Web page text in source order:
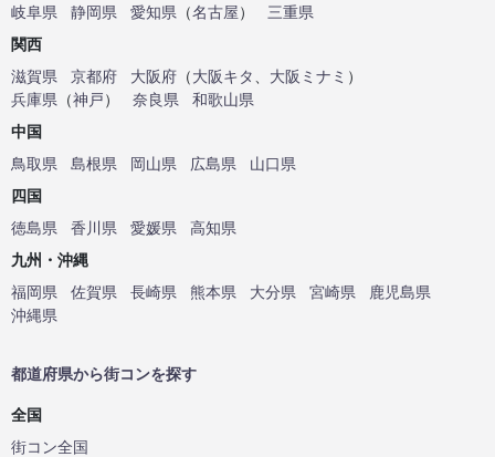
岐阜県
静岡県 愛知県 （名古屋）
三重県
関西
滋賀県
京都府 大阪府 （大阪キタ 大阪ミナミ ）
兵庫県 （神戸） 奈良県
和歌山県
中国
鳥取県
島根県 岡山県 広島県
山口県
四国
徳島県
香川県 愛媛県
高知県
九州・沖縄
福岡県
佐賀県 長崎県 熊本県 大分県 宮崎県
鹿児島県
沖縄県
都道府県から街コンを探す
全国
街コン全国